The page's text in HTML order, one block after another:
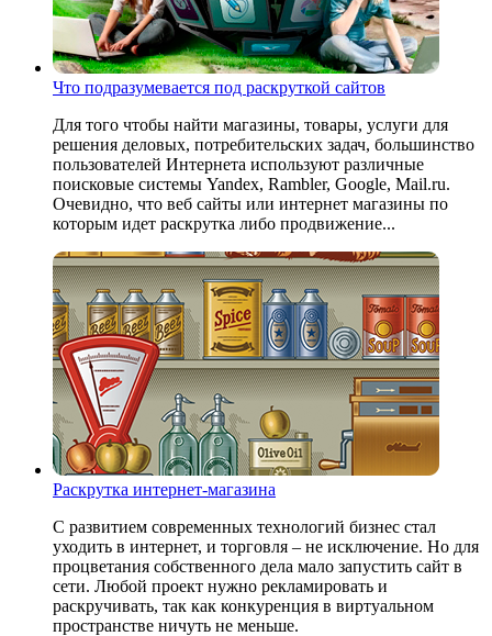
Что подразумевается под раскруткой сайтов
Для того чтобы найти магазины, товары, услуги для
решения деловых, потребительских задач, большинство
пользователей Интернета используют различные
поисковые системы Yandex, Rambler, Google, Mail.ru.
Очевидно, что веб сайты или интернет магазины по
которым идет раскрутка либо продвижение...
Раскрутка интернет-магазина
С развитием современных технологий бизнес стал
уходить в интернет, и торговля – не исключение. Но для
процветания собственного дела мало запустить сайт в
сети. Любой проект нужно рекламировать и
раскручивать, так как конкуренция в виртуальном
пространстве ничуть не меньше.